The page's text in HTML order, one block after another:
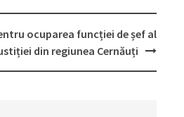
ocuparea funcției de șef al
din regiunea Cernăuți